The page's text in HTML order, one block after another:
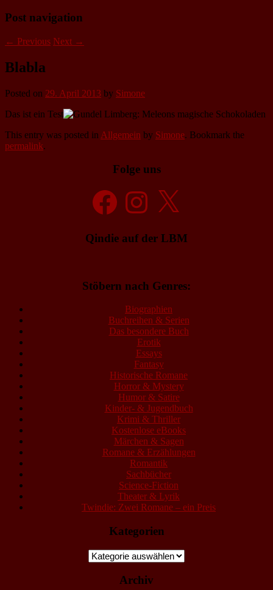
Post navigation
← Previous Next →
Blabla
Posted on 29. April 2013 by Simone
Das ist ein Test
This entry was posted in Allgemein by Simone. Bookmark the
permalink.
Folge uns
FacebookInstagramX
Qindie auf der LBM
Stöbern nach Genres:
Biographien
Buchreihen & Serien
Das besondere Buch
Erotik
Essays
Fantasy
Historische Romane
Horror & Mystery
Humor & Satire
Kinder- & Jugendbuch
Krimi & Thriller
Kostenlose eBooks
Märchen & Sagen
Romane & Erzählungen
Romantik
Sachbücher
Science-Fiction
Theater & Lyrik
Twindie: Zwei Romane – ein Preis
Kategorien
Kategorien
Archiv